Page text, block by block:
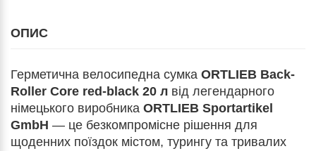
ОПИС
Герметична велосипедна сумка ORTLIEB Back-
Roller Core red-black 20 л від легендарного
німецького виробника ORTLIEB Sportartikel
GmbH — це безкомпромісне рішення для
щоденних поїздок містом, турингу та тривалих